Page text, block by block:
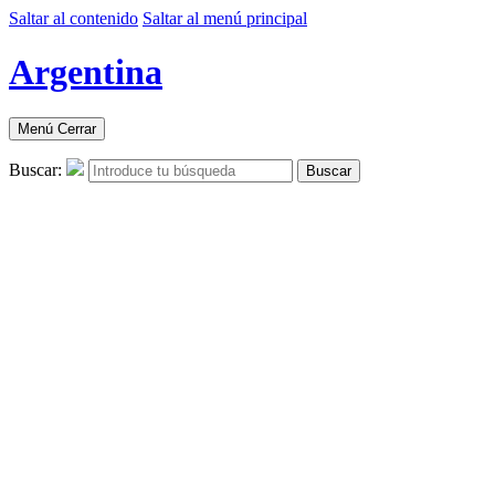
Saltar al contenido Saltar al menú principal
Argentina
Menú Cerrar
Buscar: Buscar